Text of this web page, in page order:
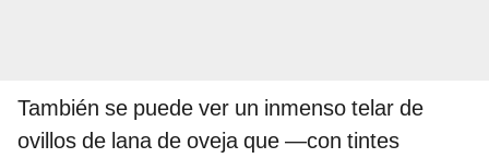
También se puede ver un inmenso telar de
ovillos de lana de oveja que —con tintes